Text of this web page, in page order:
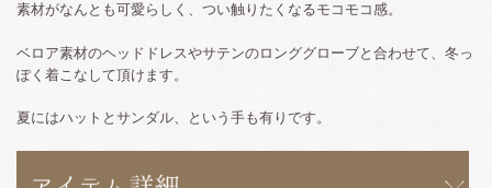
素材がなんとも可愛らしく、つい触りたくなるモコモコ感。
ベロア素材のヘッドドレスやサテンのロンググローブと合わせて、冬っ
ぽく着こなして頂けます。
夏にはハットとサンダル、という手も有りです。